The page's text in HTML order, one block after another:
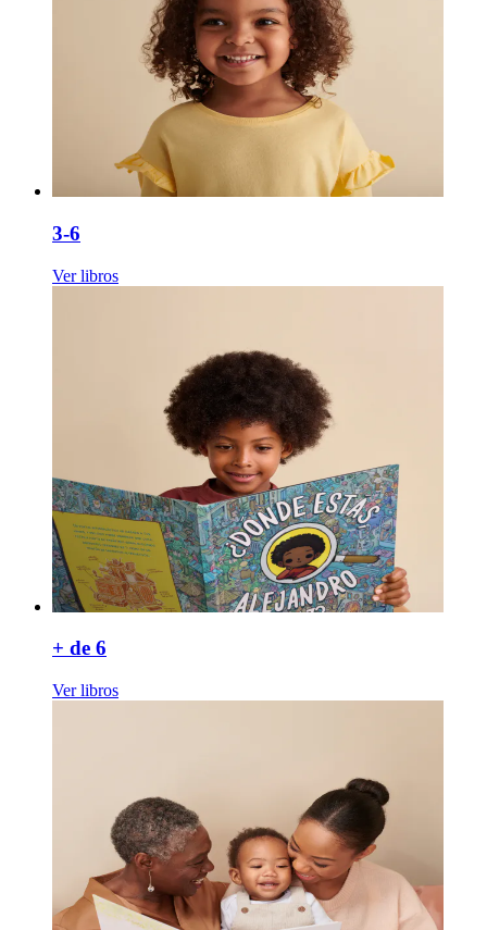
3-6
Ver libros
+ de 6
Ver libros